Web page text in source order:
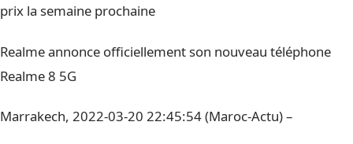
prix la semaine prochaine
Realme annonce officiellement son nouveau téléphone
Realme 8 5G
Marrakech, 2022-03-20 22:45:54 (Maroc-Actu) –